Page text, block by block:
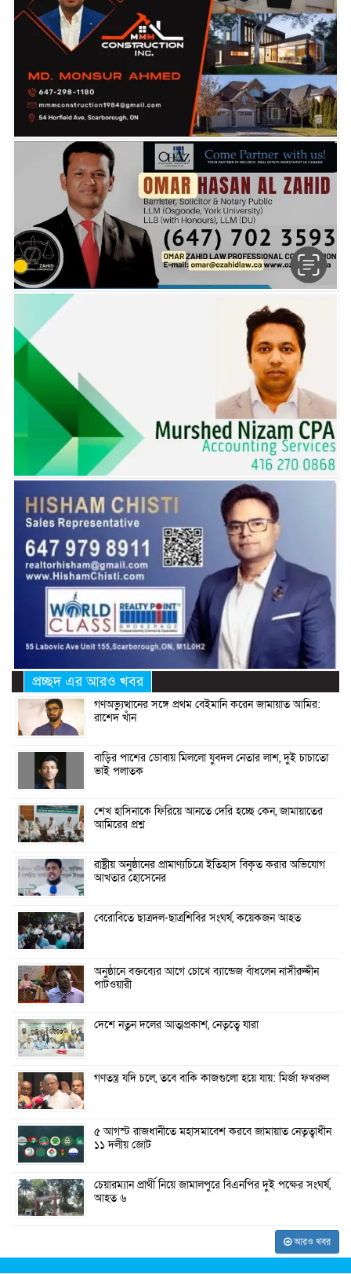
প্রচ্ছদ এর আরও খবর
গণঅভ্যুত্থানের সঙ্গে প্রথম বেইমানি করেন জামায়াত আমির:
রাশেদ খাঁন
বাড়ির পাশের ডোবায় মিললো যুবদল নেতার লাশ, দুই চাচাতো
ভাই পলাতক
শেখ হাসিনাকে ফিরিয়ে আনতে দেরি হচ্ছে কেন, জামায়াতের
আমিরের প্রশ্ন
রাষ্ট্রীয় অনুষ্ঠানের প্রামাণ্যচিত্রে ইতিহাস বিকৃত করার অভিযোগ
আখতার হোসেনের
বেরোবিতে ছাত্রদল-ছাত্রশিবির সংঘর্ষ, কয়েকজন আহত
অনুষ্ঠানে বক্তব্যের আগে চোখে ব্যান্ডেজ বাঁধলেন নাসীরুদ্দীন
পাটওয়ারী
দেশে নতুন দলের আত্মপ্রকাশ, নেতৃত্বে যারা
গণতন্ত্র যদি চলে, তবে বাকি কাজগুলো হয়ে যায়: মির্জা ফখরুল
৫ আগস্ট রাজধানীতে মহাসমাবেশ করবে জামায়াত নেতৃত্বাধীন
১১ দলীয় জোট
চেয়ারম্যান প্রার্থী নিয়ে জামালপুরে বিএনপির দুই পক্ষের সংঘর্ষ,
আহত ৬
আরও খবর